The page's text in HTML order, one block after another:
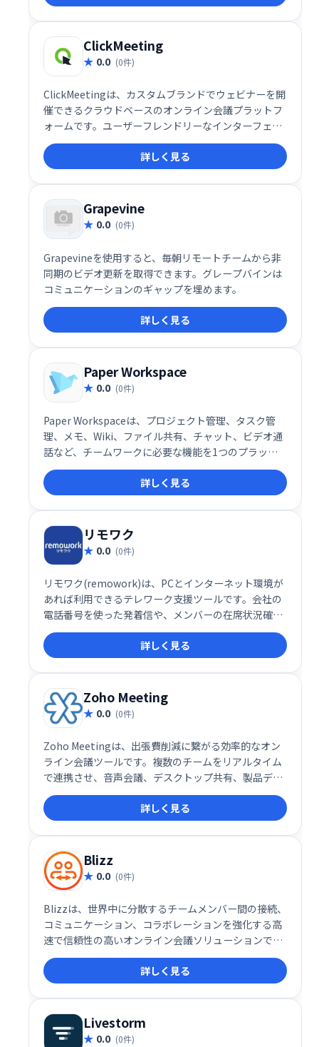
トフォームへのリーチで、あなたのメッセージを世界
中に届けましょう。
ClickMeeting
0.0 (0件)
ClickMeetingは、カスタムブランドでウェビナーを開
催できるクラウドベースのオンライン会議プラットフ
ォームです。ユーザーフレンドリーなインターフェー
スを備え、参加者とのインタラクティブなセッション
やスムーズな情報共有をサポートし、ウェビナー運営
を効率化します。
詳しく見る
Grapevine
0.0 (0件)
Grapevineを使用すると、毎朝リモートチームから非
同期のビデオ更新を取得できます。グレープバインは
コミュニケーションのギャップを埋めます。
詳しく見る
Paper Workspace
0.0 (0件)
Paper Workspaceは、プロジェクト管理、タスク管
理、メモ、Wiki、ファイル共有、チャット、ビデオ通
話など、チームワークに必要な機能を1つのプラット
フォームに統合したサービスです。 作業効率化と情報
の一元管理で、スムーズなチーム連携を実現します。
詳しく見る
リモワク
0.0 (0件)
リモワク(remowork)は、PCとインターネット環境が
あれば利用できるテレワーク支援ツールです。会社の
電話番号を使った発着信や、メンバーの在席状況確認
（写真）など、スムーズなテレワークを実現する機能
を提供します。場所を選ばず、効率的な業務遂行をサ
ポートします。
詳しく見る
Zoho Meeting
0.0 (0件)
Zoho Meetingは、出張費削減に繋がる効率的なオン
ライン会議ツールです。複数のチームをリアルタイム
で連携させ、音声会議、デスクトップ共有、製品デモ
などをスムーズに行えます。世界中の顧客と直接コミ
ュニケーションを取り、ビジネスを拡大しましょう。
詳しく見る
Blizz
0.0 (0件)
Blizzは、世界中に分散するチームメンバー間の接続、
コミュニケーション、コラボレーションを強化する高
速で信頼性の高いオンライン会議ソリューションで
す。必要なツールをすべて提供し、チームワークの向
上、ビジネスプロセスの最適化、生産性向上、強力な
リモートワーク環境構築を支援します。グローバルな
連携をスムーズに実現します。
詳しく見る
Livestorm
0.0 (0件)